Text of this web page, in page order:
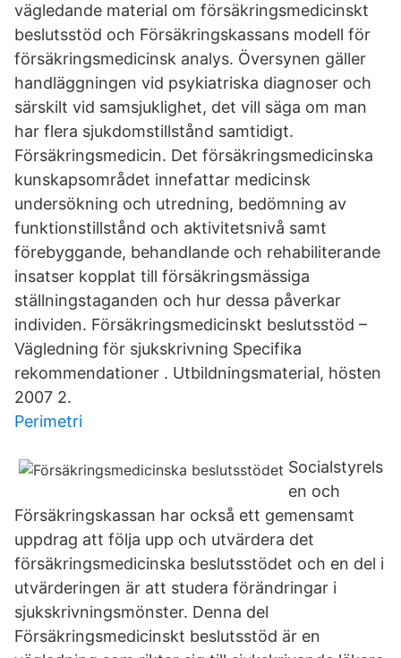
vägledande material om försäkringsmedicinskt
beslutsstöd och Försäkringskassans modell för
försäkringsmedicinsk analys. Översynen gäller
handläggningen vid psykiatriska diagnoser och
särskilt vid samsjuklighet, det vill säga om man
har flera sjukdomstillstånd samtidigt.
Försäkringsmedicin. Det försäkringsmedicinska
kunskapsområdet innefattar medicinsk
undersökning och utredning, bedömning av
funktionstillstånd och aktivitetsnivå samt
förebyggande, behandlande och rehabiliterande
insatser kopplat till försäkringsmässiga
ställningstaganden och hur dessa påverkar
individen. Försäkringsmedicinskt beslutsstöd –
Vägledning för sjukskrivning Specifika
rekommendationer . Utbildningsmaterial, hösten
2007 2.
Perimetri
Socialstyrels
en och
Försäkringskassan har också ett gemensamt
uppdrag att följa upp och utvärdera det
försäkringsmedicinska beslutsstödet och en del i
utvärderingen är att studera förändringar i
sjukskrivningsmönster. Denna del
Försäkringsmedicinskt beslutsstöd är en